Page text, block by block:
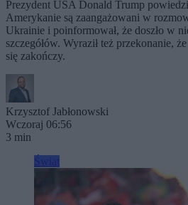
Prezydent USA Donald Trump
Amerykanie są zaangażowani w
Ukrainie i poinformował, że doszło w
szczegółów. Wyraził też przekonanie,
się zakończy.
Krzysztof Jabłonowski
Wczoraj 06:56
3 min